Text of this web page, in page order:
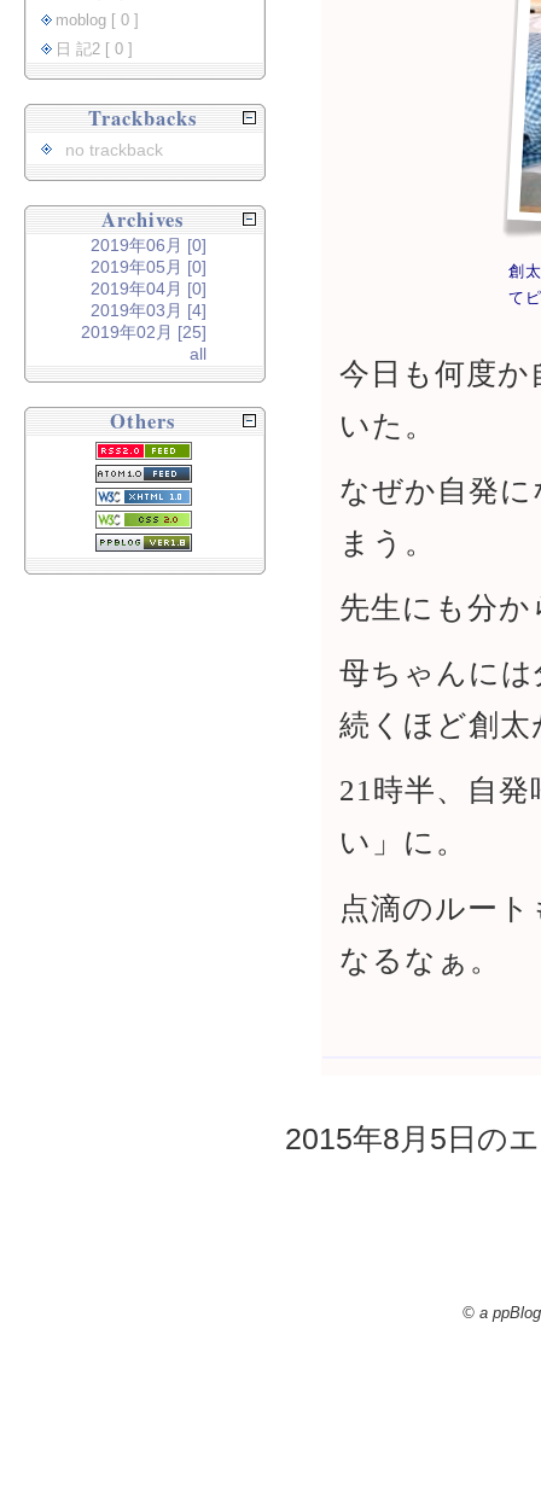
創
て
今日も何度か
いた。
なぜか自発
まう。
先生にも分
母ちゃんに
続くほど創
21時半、自
い」に。
点滴のルー
なるなぁ。
2015年8月5日の
moblog [ 0 ]
日 記2 [ 0 ]
Trackbacks
no trackback
Archives
2019年06月 [0]
2019年05月 [0]
2019年04月 [0]
2019年03月 [4]
2019年02月 [25]
all
Others
© a